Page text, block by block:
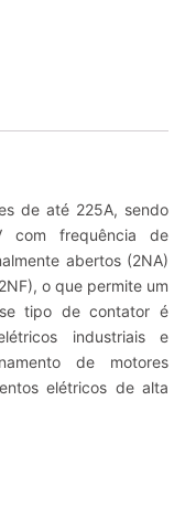
de até 225A, sendo
com frequência de
abertos (2NA)
o que permite um
tipo de contator é
industriais e
de motores
elétricos de alta